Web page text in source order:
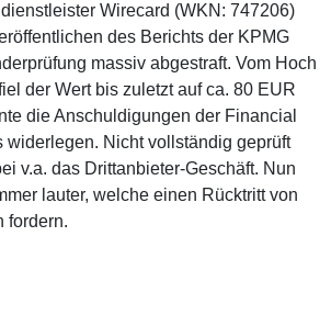
Wirecard (WKN: 747206)
des Berichts der KPMG
massiv abgestraft. Vom Hoch
der Wert bis zuletzt auf ca. 80 EUR
die Anschuldigungen der Financial
widerlegen. Nicht vollständig geprüft
v.a. das Drittanbieter-Geschäft. Nun
lauter, welche einen Rücktritt von
fordern.